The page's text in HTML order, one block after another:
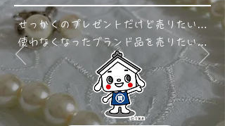
せっかくのプレゼントだけど売りたい…
使わなくなったブランド品を売りたい…